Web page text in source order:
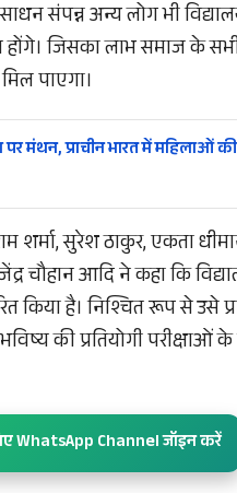
संपन्न अन्य लोग भी
जिसका लाभ समाज के सभी
पाएगा।
पर मंथन, प्राचीन भारत में महिलाओं की
शर्मा, सुरेश ठाकुर, एकता
चौहान आदि ने कहा कि
किया है। निश्चित रूप से उसे
की प्रतियोगी परीक्षाओं के
WhatsApp Channel जॉइन करें